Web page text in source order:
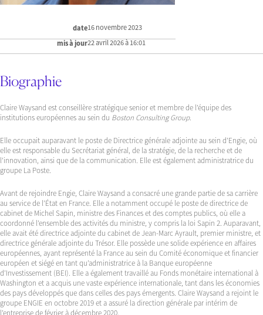
date16 novembre 2023
mis à jour22 avril 2026 à 16:01
Biographie
Claire Waysand est conseillère stratégique senior et membre de l’équipe des
institutions européennes au sein du Boston Consulting Group.
Elle occupait auparavant le poste de Directrice générale adjointe au sein d’Engie, où
elle est responsable du Secrétariat général, de la stratégie, de la recherche et de
l’innovation, ainsi que de la communication. Elle est également administratrice du
groupe La Poste.
Avant de rejoindre Engie, Claire Waysand a consacré une grande partie de sa carrière
au service de l’État en France. Elle a notamment occupé le poste de directrice de
cabinet de Michel Sapin, ministre des Finances et des comptes publics, où elle a
coordonné l’ensemble des activités du ministre, y compris la loi Sapin 2. Auparavant,
elle avait été directrice adjointe du cabinet de Jean-Marc Ayrault, premier ministre, et
directrice générale adjointe du Trésor. Elle possède une solide expérience en affaires
européennes, ayant représenté la France au sein du Comité économique et financier
européen et siégé en tant qu’administratrice à la Banque européenne
d’Investissement (BEI). Elle a également travaillé au Fonds monétaire international à
Washington et a acquis une vaste expérience internationale, tant dans les économies
des pays développés que dans celles des pays émergents. Claire Waysand a rejoint le
groupe ENGIE en octobre 2019 et a assuré la direction générale par intérim de
l’entreprise de février à décembre 2020.